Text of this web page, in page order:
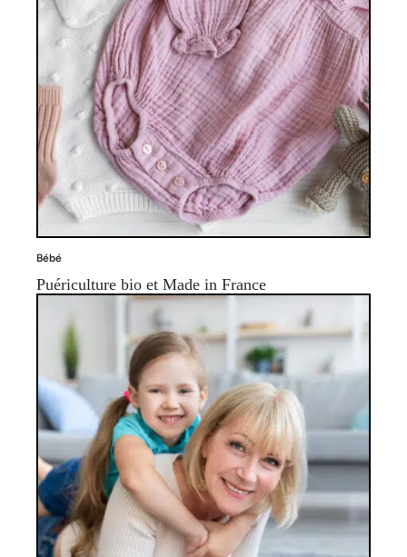
Bébé
Puériculture bio et Made in France